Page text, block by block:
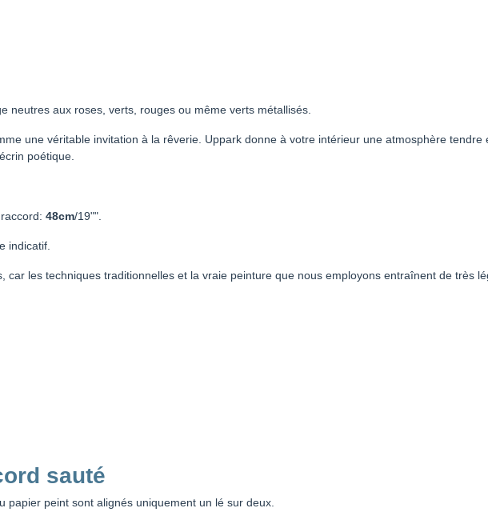
neutres aux roses, verts, rouges ou même verts métallisés.
une véritable invitation à la rêverie. Uppark donne à votre intérieur une atmosphère
poétique.
48cm/19"".
indicatif.
les techniques traditionnelles et la vraie peinture que nous employons entraînent de très
sauté
papier peint sont alignés uniquement un lé sur deux.